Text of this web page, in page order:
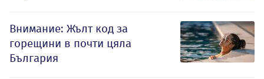
Внимание: Жълт код за
горещини в почти цяла
България